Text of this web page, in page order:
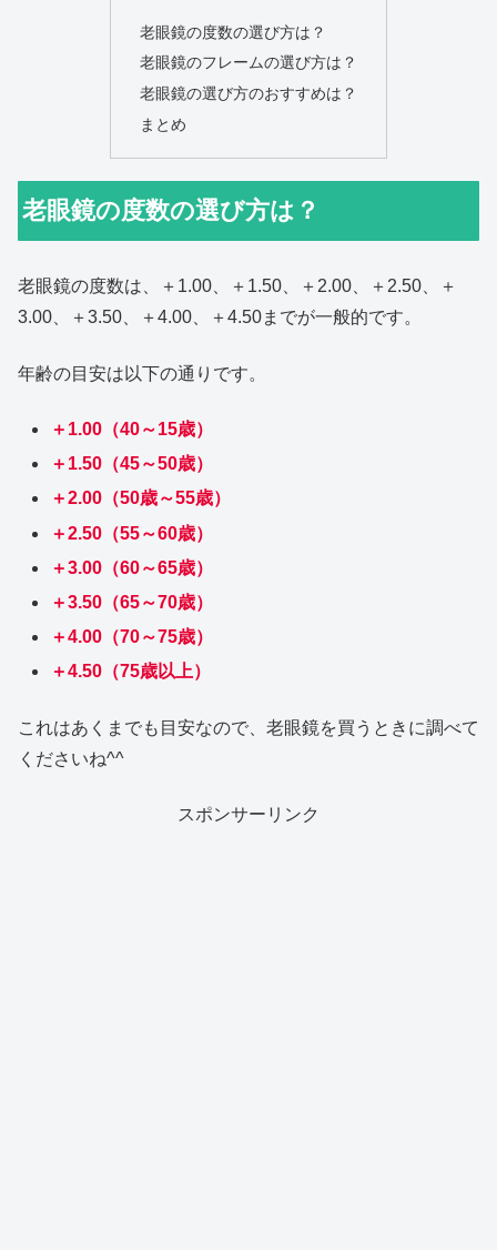
老眼鏡の度数の選び方は？
老眼鏡のフレームの選び方は？
老眼鏡の選び方のおすすめは？
まとめ
老眼鏡の度数の選び方は？
老眼鏡の度数は、＋1.00、＋1.50、＋2.00、＋2.50、＋
3.00、＋3.50、＋4.00、＋4.50までが一般的です。
年齢の目安は以下の通りです。
＋1.00（40～15歳）
＋1.50（45～50歳）
＋2.00（50歳～55歳）
＋2.50（55～60歳）
＋3.00（60～65歳）
＋3.50（65～70歳）
＋4.00（70～75歳）
＋4.50（75歳以上）
これはあくまでも目安なので、老眼鏡を買うときに調べて
くださいね^^
スポンサーリンク